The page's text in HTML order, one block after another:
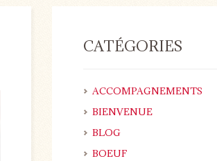
CATÉGORIES
ACCOMPAGNEMENTS
BIENVENUE
BLOG
BOEUF